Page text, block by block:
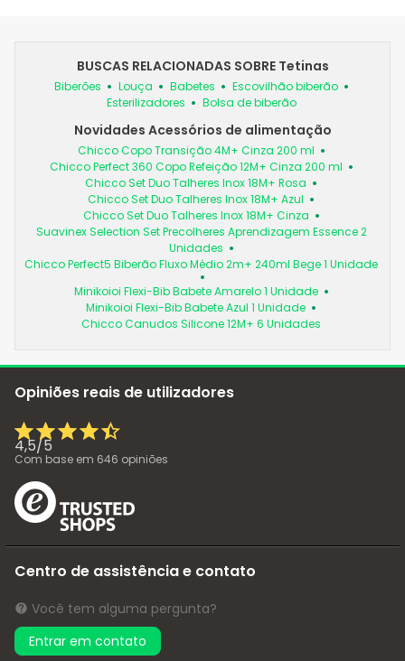
BUSCAS RELACIONADAS SOBRE Tetinas
Biberões Louça Babetes
Escovilhão biberão
Esterilizadores
Bolsa de biberão
Novidades Acessórios de alimentação
Chicco Copo Transição 4M+ Cinza 200 ml
Chicco Perfect 360 Copo Refeição 12M+ Cinza 200 ml
Chicco Set Duo Talheres Inox 18M+ Rosa
Chicco Set Duo Talheres Inox 18M+ Azul
Chicco Set Duo Talheres Inox 18M+ Cinza
Suavinex Selection Set Precolheres Aprendizagem Essence 2
Unidades
Chicco Perfect5 Biberão Fluxo Médio 2m+ 240ml Bege 1 Unidade
Minikoioi Flexi-Bib Babete Amarelo 1 Unidade
Minikoioi Flexi-Bib Babete Azul 1 Unidade
Chicco Canudos Silicone 12M+ 6 Unidades
Opiniões reais de utilizadores
4,5/5
Com base em 646 opiniões
Centro de assistência e contato
Você tem alguma pergunta?
Entrar em contato